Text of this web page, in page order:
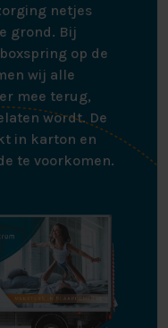
3D Silver
van
met zilverdraad.
met de
verliest het
lage
minder snel
haarvaatjes de
waardevol dat de
is de matras tijk ook
antihuisstofmijt.
dat de
bacteriën. De
netjes
grond. Bij
op de
wij alle
mee terug,
wordt. De
in karton en
te voorkomen.